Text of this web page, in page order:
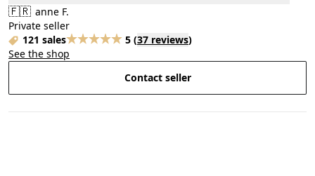
🇫🇷 anne F.
Private seller
121 sales
5 (37 reviews)
See the shop
Contact seller